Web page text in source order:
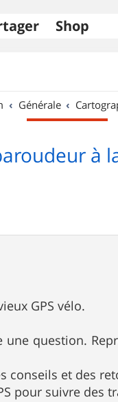
Shop
Générale
à
GPS vélo.
question.
conseils et des
pour suivre des